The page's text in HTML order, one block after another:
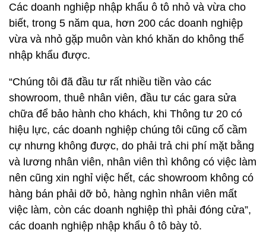
Các doanh nghiệp nhập khẩu ô tô nhỏ và vừa cho
biết, trong 5 năm qua, hơn 200 các doanh nghiệp
vừa và nhỏ gặp muôn vàn khó khăn do không thể
nhập khẩu được.
“Chúng tôi đã đầu tư rất nhiều tiền vào các
showroom, thuê nhân viên, đầu tư các gara sửa
chữa để bảo hành cho khách, khi Thông tư 20 có
hiệu lực, các doanh nghiệp chúng tôi cũng cố cầm
cự nhưng không được, do phải trả chi phí mặt bằng
và lương nhân viên, nhân viên thì không có việc làm
nên cũng xin nghỉ việc hết, các showroom không có
hàng bán phải dỡ bỏ, hàng nghìn nhân viên mất
việc làm, còn các doanh nghiệp thì phải đóng cửa”,
các doanh nghiệp nhập khẩu ô tô bày tỏ.